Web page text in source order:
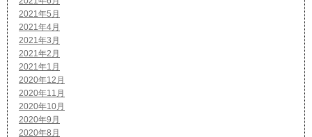
2021年5月
2021年4月
2021年3月
2021年2月
2021年1月
2020年12月
2020年11月
2020年10月
2020年9月
2020年8月